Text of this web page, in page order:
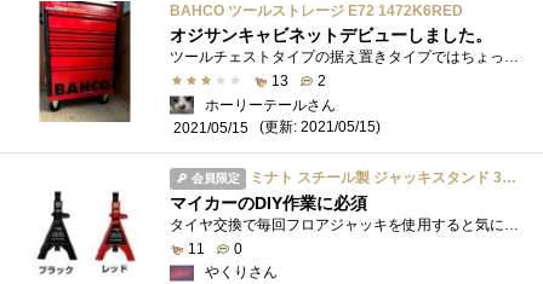
BAHCO ツールストレージ E72 1472K6RED
オジサンキャビネットデビューしました。
ツールチェストタイプの据え置きタイプではちょっとした移動ができないので車輪付きを買いました
13
2
ホーリーテールさん
2021/05/15
(更新: 2021/05/15)
会員限定 ミナト スチール製 ジャッキスタンド 3t 2基 MJS-3．0ST-2P 3トン
マイカーのDIY作業に必須
タイヤ交換で毎回フロアジャッキを使用すると気になっていたジャッキスタンドの存在。 安全性のためには欠かせないと考えて購入した。安価な...
11
0
やくりさん